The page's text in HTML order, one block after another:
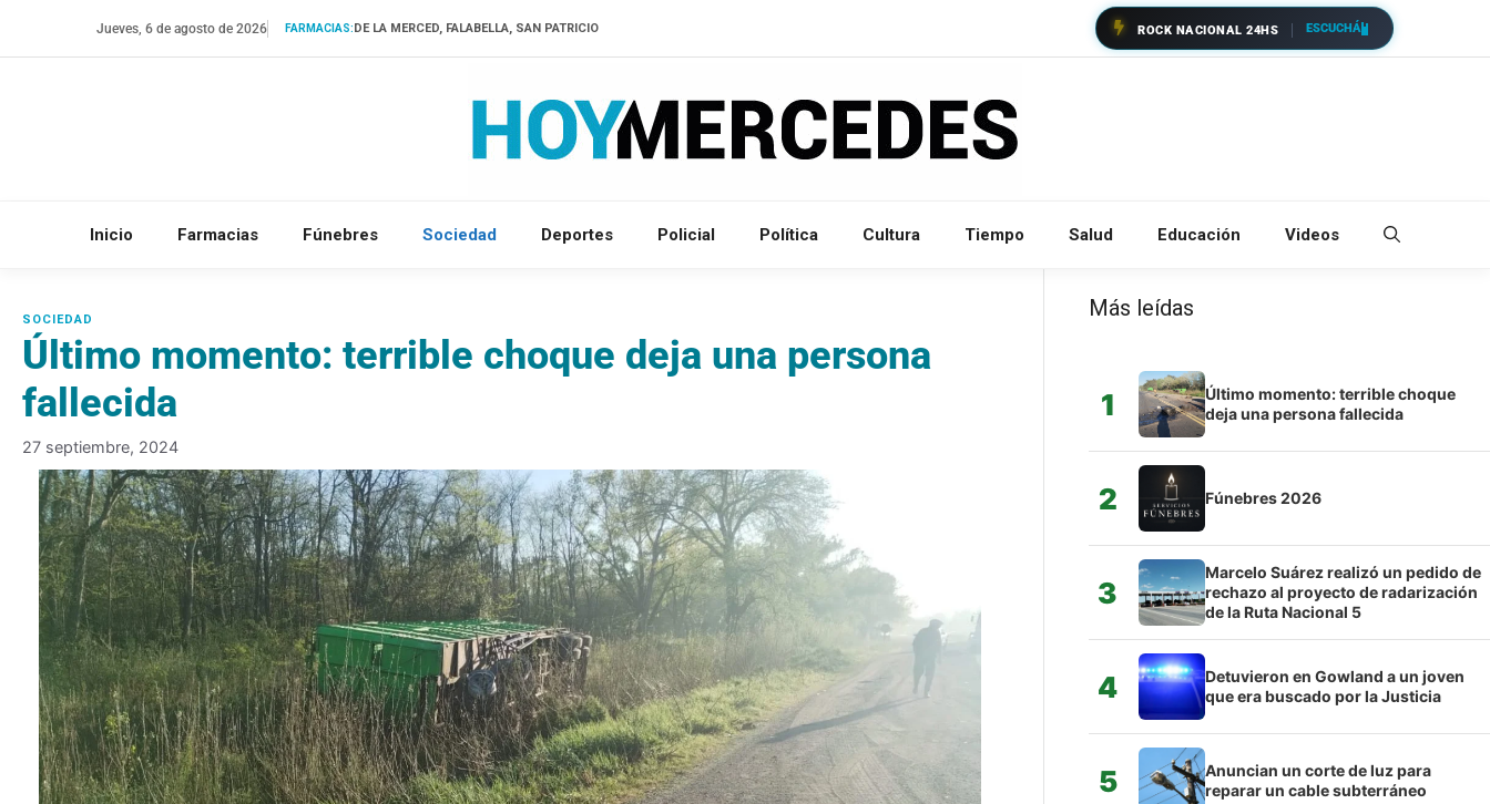
Jueves, 6 de agosto de 2026 FARMACIAS:DE LA MERCED, FALABELLA, SAN PATRICIO ROCK NACIONAL 24HS ESCUCHÁ
Inicio Farmacias Fúnebres Sociedad Deportes Policial Política Cultura Tiempo Salud Educación Videos
Último momento: terrible choque deja una persona
fallecida
27 septiembre, 2024
Más leídas
1
Último momento: terrible choque
deja una persona fallecida
2 Fúnebres 2026
3
Marcelo Suárez realizó un pedido de
rechazo al proyecto de radarización
de la Ruta Nacional 5
4
Detuvieron en Gowland a un joven
que era buscado por la Justicia
5
Anuncian un corte de luz para
reparar un cable subterráneo